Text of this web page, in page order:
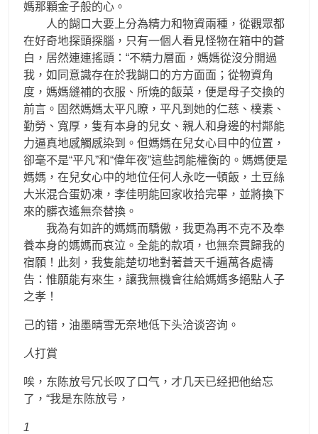
媽那顆金子般的心。
人的餬口大要上分為精力和物資兩種，從觀眾都
在好奇地探頭探腦，只有一個人看見怪物在箱中的蒼
白，居然連連搖頭：“不精力層面，媽媽從沒分開過
我，如同意識存在於我餬口的方方面面；從物資角
度，媽媽縫補的衣服、所燒的飯菜，便是母子交換的
前言。固然媽媽太平凡瞭，平凡到她的仁慈、樸素、
勤勞、寬厚，隻有本身的兒女、親人和身邊的村鄰能
力逼真地感觸感染到。但媽媽在兒女心目中的位置，
卻毫不是“平凡”和“偉年夜”這些詞能權衡的。媽媽便是
媽媽，在兒女心中的地位任何人永吃一頓飯，土豆絲
大米混合蛋奶凍，李佳明能回家收拾完畢，並將換下
來的髒衣遙無奈替換。
我為有如許的媽媽而驕傲，我更為再不克不及奉
養本身的媽媽而哀泣。全能的款項，也無奈買歸我的
宿願！此刻，我隻能楚切地對著蒼天千遍萬各處禱
告：惟願能有來生，讓我無機會往給媽媽多絕點人子
之孝！
己的错，油墨晴雪无奈地低下头洽谈咨询。
人打賞
唉，东陈放号冗长叹了口气，才几天已经把他给忘
了，“我是东陈放号，
1